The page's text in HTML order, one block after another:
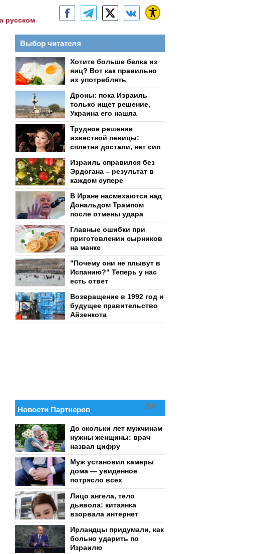
русском
Выбор читателя
Хотите больше белка из
яиц? Вот как правильно
их употреблять
Дроны: пока Израиль
только ищет решение,
Украина его нашла
Трудное решение
известной певицы:
сплетни достали, нет сил
Израиль справился без
Эрдогана – результат в
каждом супере
В Иране насмехаются над
Дональдом Трампом
после отмены удара
Главные ошибки при
приготовлении сырников
на манке
"Почему они не плывут в
Испанию?" Теперь у нас
есть ответ
Возвращение в 1992 год и
будущее правительство
Айзенкота